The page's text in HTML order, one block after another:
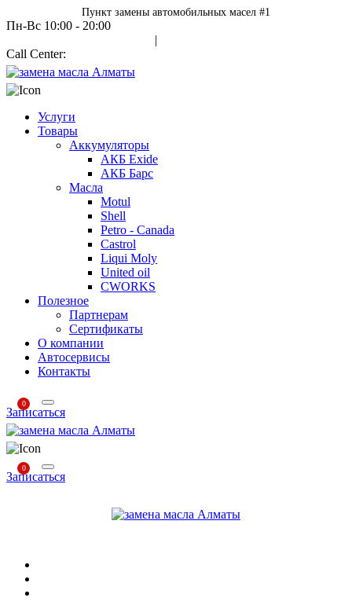
Пункт замены автомобильных масел #1
Пн-Вс 10:00 - 20:00
|
Call Center:
Услуги
Товары
Аккумуляторы
АКБ Exide
АКБ Барс
Масла
Motul
Shell
Petro - Canada
Castrol
Liqui Moly
United oil
CWORKS
Полезное
Партнерам
Сертификаты
О компании
Автосервисы
Контакты
0
Записаться
0
Записаться